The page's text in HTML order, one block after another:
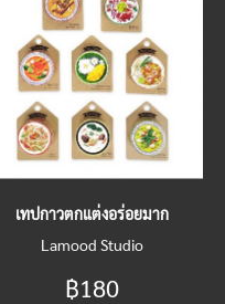
เทปกาวตกแต่งอร่อยมาก
Lamood Studio
฿180